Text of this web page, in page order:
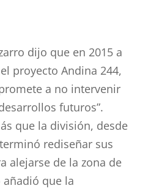
dijo que en 2015 a
proyecto Andina 244,
a no intervenir
futuros”.
que la división, desde
rediseñar sus
alejarse de la zona de
añadió que la